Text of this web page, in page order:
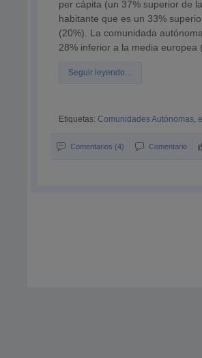
per cápita (un 37% superior de
habitante que es un 33%
(20%). La comunidada
28% inferior a la media europea
Seguir leyendo…
Etiquetas:Comunidades Autónomas,
Comentarios (4) Comentario